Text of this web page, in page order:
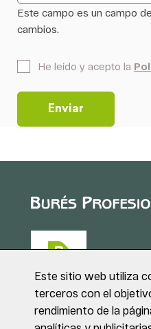
Este campo es un campo
cambios.
He leído y acepto la
Puig de Sant Roc, 1
Este sitio web utiliza
terceros con el
rendimiento de la